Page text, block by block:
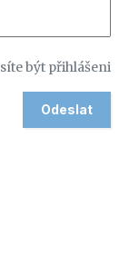
být přihlášeni